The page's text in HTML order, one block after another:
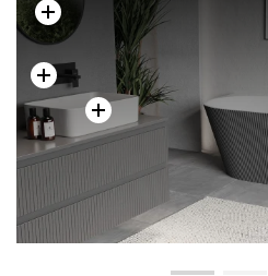
favorite_border Obľúbené
Porovnaj